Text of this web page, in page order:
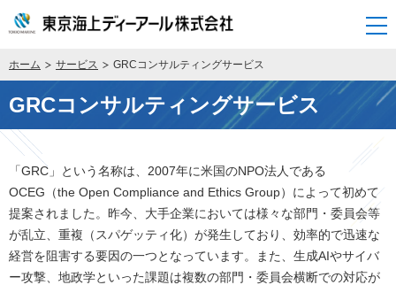
開く
ホーム サービス GRCコンサルティングサービス
GRCコンサルティングサービス
「GRC」という名称は、2007年に米国のNPO法人である
OCEG（the Open Compliance and Ethics Group）によって初めて
提案されました。昨今、大手企業においては様々な部門・委員会等
が乱立、重複（スパゲッティ化）が発生しており、効率的で迅速な
経営を阻害する要因の一つとなっています。また、生成AIやサイバ
ー攻撃、地政学といった課題は複数の部門・委員会横断での対応が